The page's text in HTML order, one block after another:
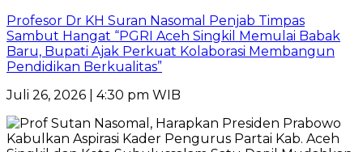
Profesor Dr KH Suran Nasomal Penjab Timpas
Sambut Hangat “PGRI Aceh Singkil Memulai Babak
Baru, Bupati Ajak Perkuat Kolaborasi Membangun
Pendidikan Berkualitas”
Juli 26, 2026 | 4:30 pm WIB